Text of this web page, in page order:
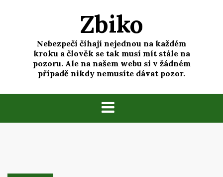
Zbiko
Nebezpečí číhají nejednou na každém
kroku a člověk se tak musí mít stále na
pozoru. Ale na našem webu si v žádném
případě nikdy nemusíte dávat pozor.